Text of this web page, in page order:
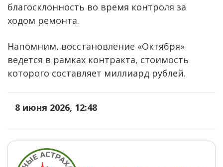
благосклонность во время контроля за
ходом ремонта.
Напомним, восстановление «Октября»
ведется в рамках контракта, стоимость
которого составляет миллиард рублей.
8 июня 2026, 12:48